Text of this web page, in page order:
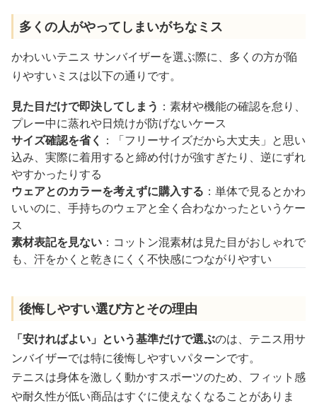
多くの人がやってしまいがちなミス
かわいいテニス サンバイザーを選ぶ際に、多くの方が陥
りやすいミスは以下の通りです。
見た目だけで即決してしまう ：素材や機能の確認を怠り、
プレー中に蒸れや日焼けが防げないケース
サイズ確認を省く ：「フリーサイズだから大丈夫」と思い
込み、実際に着用すると締め付けが強すぎたり、逆にずれ
やすかったりする
ウェアとのカラーを考えずに購入する ：単体で見るとかわ
いいのに、手持ちのウェアと全く合わなかったというケー
ス
素材表記を見ない ：コットン混素材は見た目がおしゃれで
も、汗をかくと乾きにくく不快感につながりやすい
後悔しやすい選び方とその理由
「安ければよい」という基準だけで選ぶのは、テニス用サ
ンバイザーでは特に後悔しやすいパターンです。
テニスは身体を激しく動かすスポーツのため、フィット感
や耐久性が低い商品はすぐに使えなくなることがありま